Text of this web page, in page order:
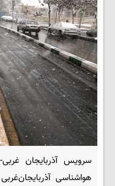
سرویس آذربایجان
هواشناسی